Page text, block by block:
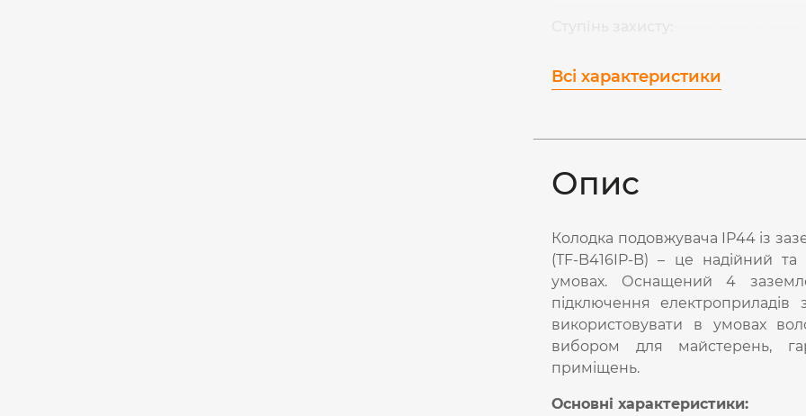
Всі характеристики
Опис
Колодка подовжувача IP44 із
(ТF-B416IP-B) – це надійний
умовах. Оснащений 4
підключення
використовувати в умовах
вибором для майстерень,
приміщень.
Основні характеристики: